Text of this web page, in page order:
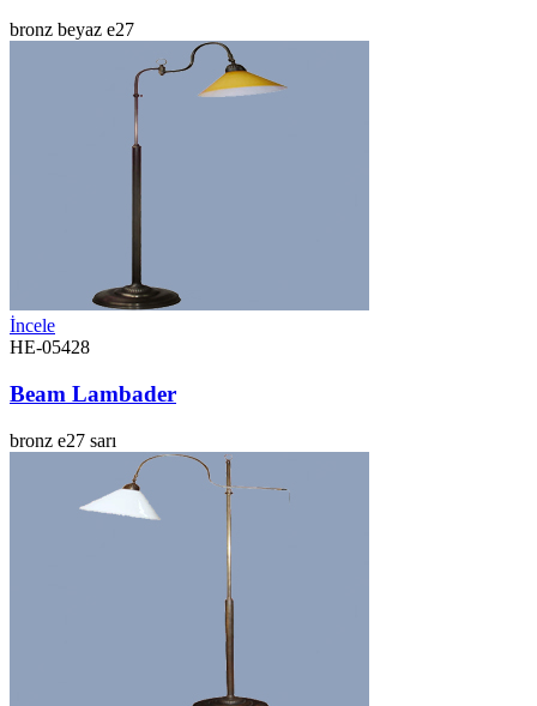
bronz beyaz e27
İncele
HE-05428
Beam Lambader
bronz e27 sarı